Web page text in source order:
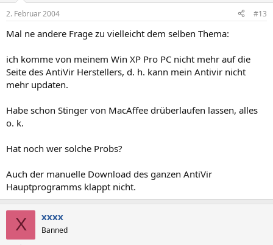
2. Februar 2004 #13
Mal ne andere Frage zu vielleicht dem selben Thema:
ich komme von meinem Win XP Pro PC nicht mehr auf die
Seite des AntiVir Herstellers, d. h. kann mein Antivir nicht
mehr updaten.
Habe schon Stinger von MacAffee drüberlaufen lassen, alles
o. k.
Hat noch wer solche Probs?
Auch der manuelle Download des ganzen AntiVir
Hauptprogramms klappt nicht.
X xxxx
Banned